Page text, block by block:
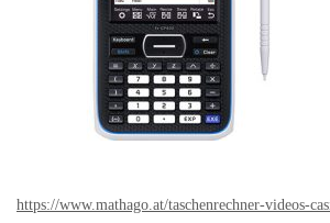
https://www.mathago.at/taschenrechner-videos-